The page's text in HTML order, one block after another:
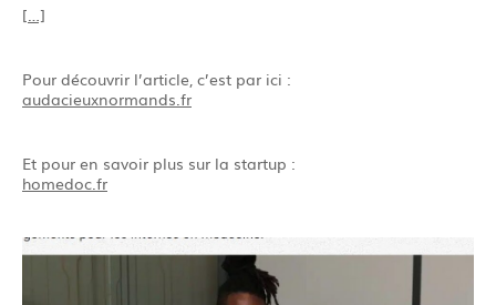
[…]
Pour découvrir l’article, c’est par ici :
audacieuxnormands.fr
Et pour en savoir plus sur la startup :
homedoc.fr